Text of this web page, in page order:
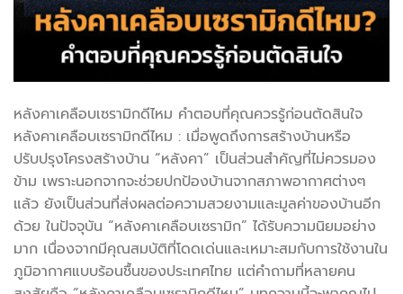
หลังคาเคลือบเซรามิกดีไหม คำตอบที่คุณควรรู้ก่อนตัดสินใจ
หลังคาเคลือบเซรามิกดีไหม : เมื่อพูดถึงการสร้างบ้านหรือ
ปรับปรุงโครงสร้างบ้าน “หลังคา” เป็นส่วนสำคัญที่ไม่ควรมอง
ข้าม เพราะนอกจากจะช่วยปกป้องบ้านจากสภาพอากาศต่างๆ
แล้ว ยังเป็นส่วนที่ส่งผลต่อความสวยงามและมูลค่าของบ้านอีก
ด้วย ในปัจจุบัน “หลังคาเคลือบเซรามิก” ได้รับความนิยมอย่าง
มาก เนื่องจากมีคุณสมบัติที่โดดเด่นและเหมาะสมกับการใช้งานใน
ภูมิอากาศแบบร้อนชื้นของประเทศไทย แต่คำถามที่หลายคน